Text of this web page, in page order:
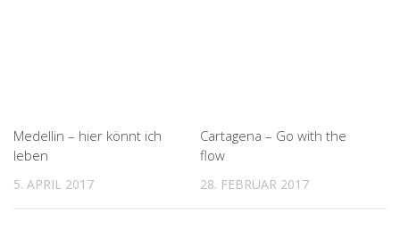
Medellin – hier könnt ich
leben
5. APRIL 2017
Cartagena – Go with the
flow
28. FEBRUAR 2017